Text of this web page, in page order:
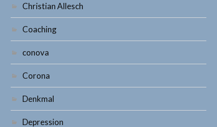
Christian Allesch
Coaching
conova
Corona
Denkmal
Depression